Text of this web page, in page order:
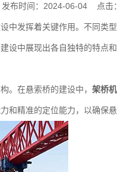
发布时间：2024-06-04 点击
发挥着关键作用。不同类
设中展现出各自独特的特点和
在悬索桥的建设中， 架桥机
和精准的定位能力，以确保